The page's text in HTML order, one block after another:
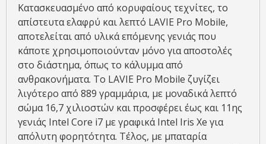
Κατασκευασμένο από κορυφαίους τεχνίτες, το
απίστευτα ελαφρύ και λεπτό LAVIE Pro Mobile,
αποτελείται από υλικά επόμενης γενιάς που
κάποτε χρησιμοποιούνταν μόνο για αποστολές
στο διάστημα, όπως το κάλυμμα από
ανθρακονήματα. Το LAVIE Pro Mobile ζυγίζει
λιγότερο από 889 γραμμάρια, με μοναδικά λεπτό
σώμα 16,7 χιλιοστών και προσφέρει έως και 11ης
γενιάς Intel Core i7 με γραφικά Intel Iris Xe για
απόλυτη φορητότητα. Τέλος, με μπαταρία